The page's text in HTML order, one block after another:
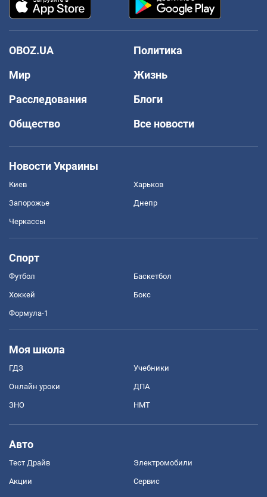
OBOZ.UA
Политика
Мир
Жизнь
Расследования
Блоги
Общество
Все новости
Новости Украины
Киев Харьков
Запорожье Днепр
Черкассы
Спорт
Футбол Баскетбол
Хоккей Бокс
Формула-1
Моя школа
ГДЗ Учебники
Онлайн уроки ДПА
ЗНО НМТ
Авто
Тест Драйв Электромобили
Акции Сервис